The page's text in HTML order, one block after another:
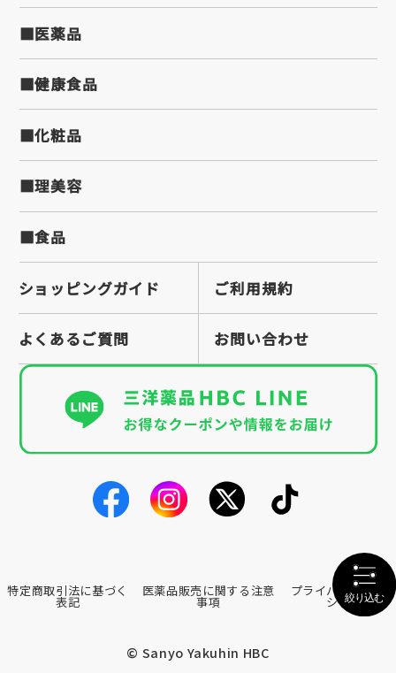
■医薬品
■健康食品
■化粧品
■理美容
■食品
ショッピングガイド ご利用規約
よくあるご質問 お問い合わせ
特定商取引法に基づく
表記
医薬品販売に関する注意
事項
プライバシーポリ
シー
© Sanyo Yakuhin HBC